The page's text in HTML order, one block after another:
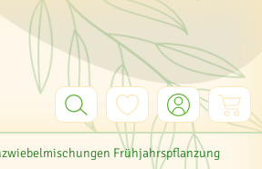
Frühjahrspflanzung